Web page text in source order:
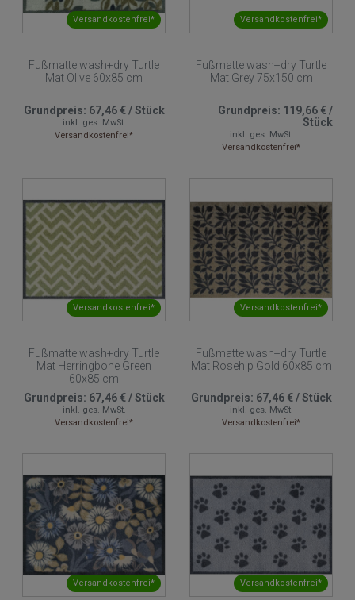
Versandkostenfrei*
Fußmatte wash+dry Turtle
Mat Olive 60x85 cm
Grundpreis: 67,46 €/Stück
inkl. ges. MwSt.
Versandkostenfrei*
Versandkostenfrei*
Fußmatte wash+dry Turtle
Mat Grey 75x150 cm
Grundpreis: 119,66 €/
Stück
inkl. ges. MwSt.
Versandkostenfrei*
Versandkostenfrei*
Fußmatte wash+dry Turtle
Mat Herringbone Green
60x85 cm
Grundpreis: 67,46 €/Stück
inkl. ges. MwSt.
Versandkostenfrei*
Versandkostenfrei*
Fußmatte wash+dry Turtle
Mat Rosehip Gold 60x85 cm
Grundpreis: 67,46 €/Stück
inkl. ges. MwSt.
Versandkostenfrei*
Versandkostenfrei* Versandkostenfrei*